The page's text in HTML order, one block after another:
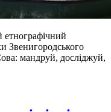
етнографічний
Звенигородського
мандруй, досліджуй,